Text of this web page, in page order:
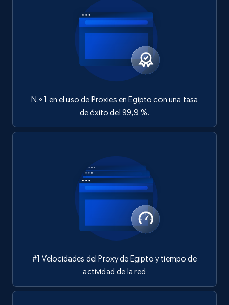
N.º 1 en el uso de Proxies en Egipto con una tasa
de éxito del 99,9 %.
#1 Velocidades del Proxy de Egipto y tiempo de
actividad de la red